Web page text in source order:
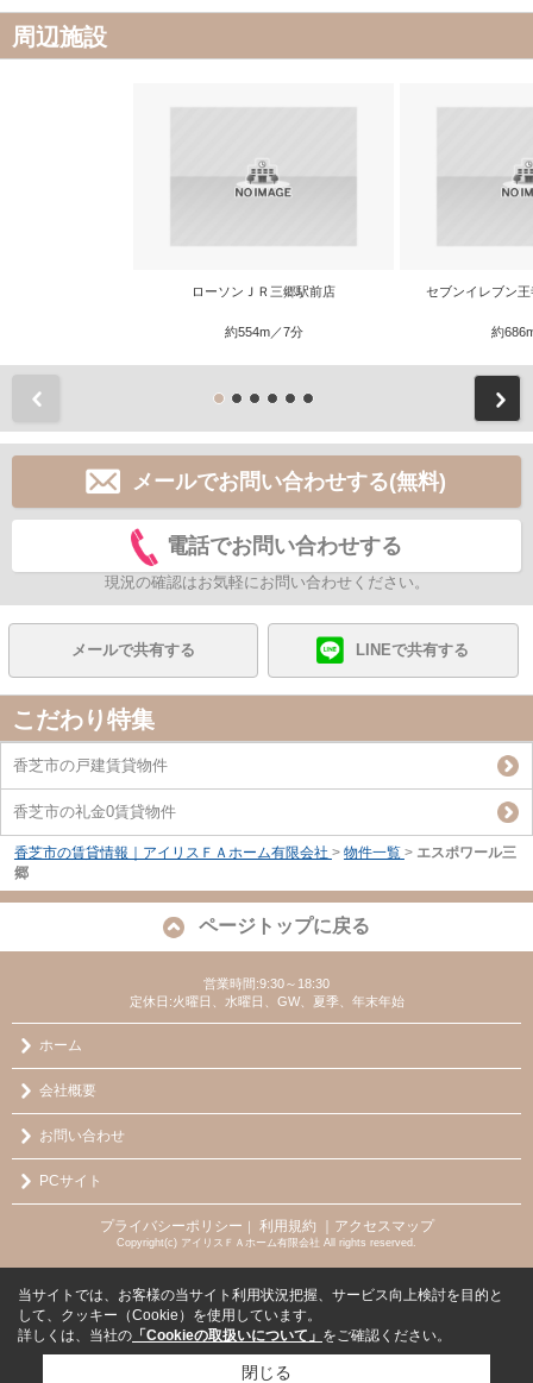
周辺施設
ローソンＪＲ三郷駅前店
約554m／7分
セブンイレブン
約
メールでお問い合わせする(無料)
電話でお問い合わせする
現況の確認はお気軽にお問い合わせください。
メールで共有する LINEで共有する
こだわり特集
香芝市の戸建賃貸物件
香芝市の礼金0賃貸物件
香芝市の賃貸情報｜アイリスＦＡホーム有限会社 > 物件一覧 > エスポワール三
郷
ページトップに戻る
営業時間:9:30～18:30
定休日:火曜日、水曜日、GW、夏季、年末年始
ホーム
会社概要
お問い合わせ
PCサイト
プライバシーポリシー 利用規約 ｜アクセスマップ
Copyright(c) アイリスＦＡホーム有限会社 All rights reserved.
当サイトでは、お客様の当サイト利用状況把握、サービス向上検討を目的と
して、クッキー（Cookie）を使用しています。
詳しくは、当社の 「Cookieの取扱いについて」 をご確認ください。
閉じる